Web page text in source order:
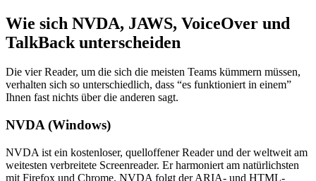
Wie sich NVDA, JAWS, VoiceOver und
TalkBack unterscheiden
Die vier Reader, um die sich die meisten Teams kümmern müssen,
verhalten sich so unterschiedlich, dass “es funktioniert in einem”
Ihnen fast nichts über die anderen sagt.
NVDA (Windows)
NVDA ist ein kostenloser, quelloffener Reader und der weltweit am
weitesten verbreitete Screenreader. Er harmoniert am natürlichsten
mit Firefox und Chrome. NVDA folgt der ARIA- und HTML-